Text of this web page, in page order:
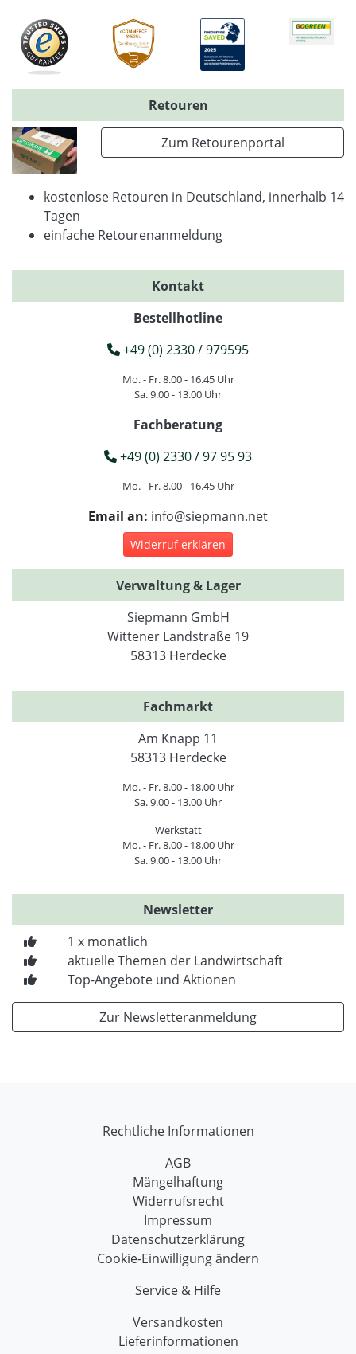
Retouren
Zum Retourenportal
kostenlose Retouren in Deutschland, innerhalb 14
Tagen
einfache Retourenanmeldung
Kontakt
Bestellhotline
+49 (0) 2330 / 979595
Mo. - Fr. 8.00 - 16.45 Uhr
Sa. 9.00 - 13.00 Uhr
Fachberatung
+49 (0) 2330 / 97 95 93
Mo. - Fr. 8.00 - 16.45 Uhr
Email an: info@siepmann.net
Widerruf erklären
Verwaltung & Lager
Siepmann GmbH
Wittener Landstraße 19
58313 Herdecke
Fachmarkt
Am Knapp 11
58313 Herdecke
Mo. - Fr. 8.00 - 18.00 Uhr
Sa. 9.00 - 13.00 Uhr
Werkstatt
Mo. - Fr. 8.00 - 18.00 Uhr
Sa. 9.00 - 13.00 Uhr
Newsletter
1 x monatlich
aktuelle Themen der Landwirtschaft
Top-Angebote und Aktionen
Zur Newsletteranmeldung
Rechtliche Informationen
AGB
Mängelhaftung
Widerrufsrecht
Impressum
Datenschutzerklärung
Cookie-Einwilligung ändern
Service & Hilfe
Versandkosten
Lieferinformationen